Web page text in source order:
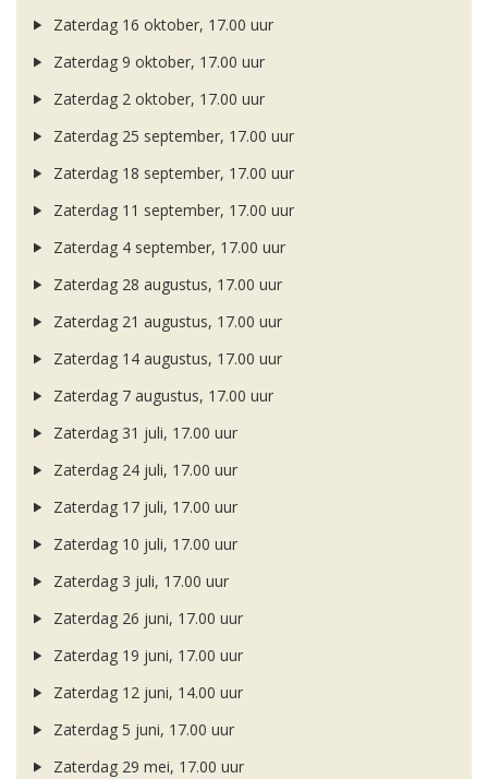
Zaterdag 16 oktober, 17.00 uur
Zaterdag 9 oktober, 17.00 uur
Zaterdag 2 oktober, 17.00 uur
Zaterdag 25 september, 17.00 uur
Zaterdag 18 september, 17.00 uur
Zaterdag 11 september, 17.00 uur
Zaterdag 4 september, 17.00 uur
Zaterdag 28 augustus, 17.00 uur
Zaterdag 21 augustus, 17.00 uur
Zaterdag 14 augustus, 17.00 uur
Zaterdag 7 augustus, 17.00 uur
Zaterdag 31 juli, 17.00 uur
Zaterdag 24 juli, 17.00 uur
Zaterdag 17 juli, 17.00 uur
Zaterdag 10 juli, 17.00 uur
Zaterdag 3 juli, 17.00 uur
Zaterdag 26 juni, 17.00 uur
Zaterdag 19 juni, 17.00 uur
Zaterdag 12 juni, 14.00 uur
Zaterdag 5 juni, 17.00 uur
Zaterdag 29 mei, 17.00 uur